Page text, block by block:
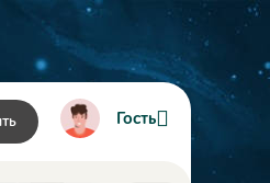
Гость